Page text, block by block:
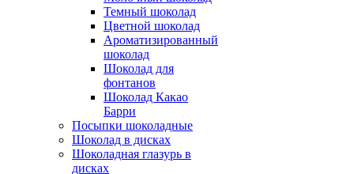
Темный шоколад
Цветной шоколад
Ароматизированный
шоколад
Шоколад для
фонтанов
Шоколад Какао
Барри
Посыпки шоколадные
Шоколад в дисках
Шоколадная глазурь в
дисках